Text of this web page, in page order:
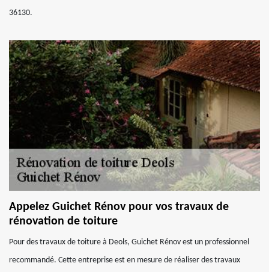
36130.
Appelez Guichet Rénov pour vos travaux de
rénovation de toiture
Pour des travaux de toiture à Deols, Guichet Rénov est un professionnel
recommandé. Cette entreprise est en mesure de réaliser des travaux